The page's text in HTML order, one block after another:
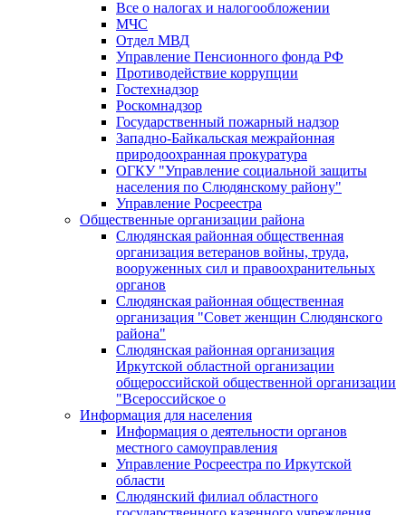
Все о налогах и налогообложении
МЧС
Отдел МВД
Управление Пенсионного фонда РФ
Противодействие коррупции
Гостехнадзор
Роскомнадзор
Государственный пожарный надзор
Западно-Байкальская межрайонная
природоохранная прокуратура
ОГКУ "Управление социальной защиты
населения по Слюдянскому району"
Управление Росреестра
Общественные организации района
Слюдянская районная общественная
организация ветеранов войны, труда,
вооруженных сил и правоохранительных
органов
Слюдянская районная общественная
организация "Совет женщин Слюдянского
района"
Слюдянская районная организация
Иркутской областной организации
общероссийской общественной организации
"Всероссийское о
Информация для населения
Информация о деятельности органов
местного самоуправления
Управление Росреестра по Иркутской
области
Слюдянский филиал областного